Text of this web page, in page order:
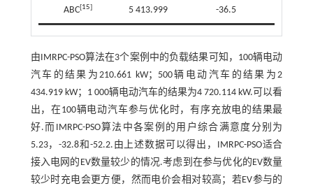
ABC[15] 5 413.999 -36.5
由IMRPC-PSO算法在3个案例中的负载结果可知，100辆电动
汽车的结果为210.661 kW；500辆电动汽车的结果为2
434.919 kW；1 000辆电动汽车的结果为4 720.114 kW.可以看
出，在100辆电动汽车参与优化时，有序充放电的结果最
好.而IMRPC-PSO算法中各案例的用户综合满意度分别为
5.23，-32.8和-52.2.由上述数据可以得出，IMRPC-PSO适合
接入电网的EV数量较少的情况.考虑到在参与优化的EV数量
较少时充电会更方便，然而电价会相对较高；若EV参与的